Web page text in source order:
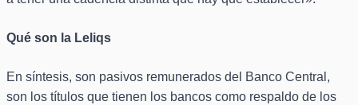
Qué son la Leliqs
En síntesis, son pasivos remunerados del Banco Central,
son los títulos que tienen los bancos como respaldo de los